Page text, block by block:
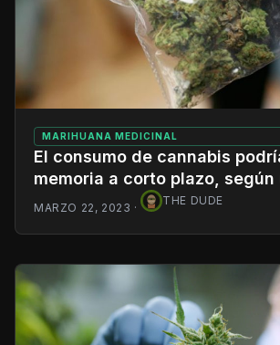
MARIHUANA MEDICINAL
El consumo de cannabis
memoria a corto plazo,
MARZO 22, 2023 ·
THE DUDE